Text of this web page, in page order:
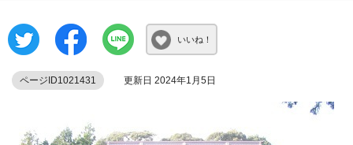
いいね！
ページID1021431 更新日 2024年1月5日